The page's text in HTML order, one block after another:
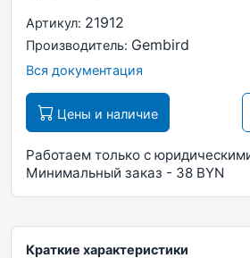
Артикул: 21912
Производитель: Gembird
Вся документация
Цены и наличие
Работаем только с
Минимальный заказ - 38 BYN
Краткие характеристики